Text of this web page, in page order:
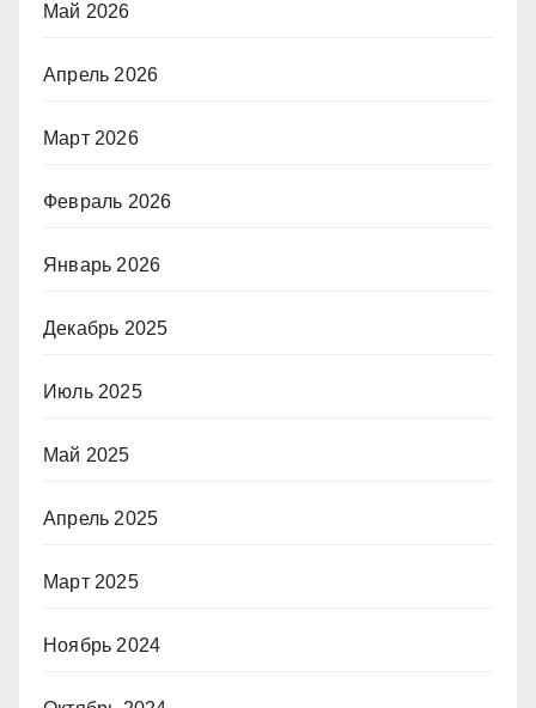
Май 2026
Апрель 2026
Март 2026
Февраль 2026
Январь 2026
Декабрь 2025
Июль 2025
Май 2025
Апрель 2025
Март 2025
Ноябрь 2024